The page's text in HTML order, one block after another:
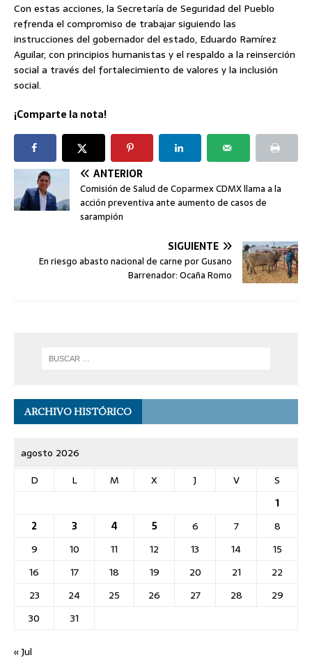
Con estas acciones, la Secretaría de Seguridad del Pueblo
refrenda el compromiso de trabajar siguiendo las
instrucciones del gobernador del estado, Eduardo Ramírez
Aguilar, con principios humanistas y el respaldo a la reinserción
social a través del fortalecimiento de valores y la inclusión
social.
¡Comparte la nota!
ANTERIOR
Comisión de Salud de Coparmex CDMX llama a la
acción preventiva ante aumento de casos de
sarampión
SIGUIENTE
En riesgo abasto nacional de carne por Gusano
Barrenador: Ocaña Romo
ARCHIVO HISTÓRICO
agosto 2026
D
L M X J V
S
1
2
3 4 5 6 7
8
9
10 11 12 13 14
15
16
17 18 19 20 21
22
23
24 25 26 27 28
29
30
31
« Jul